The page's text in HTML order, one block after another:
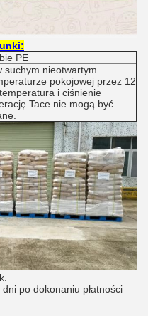
PE
suchym nieotwartym
pokojowej przez 12
i ciśnienie
nie mogą być
po dokonaniu płatności